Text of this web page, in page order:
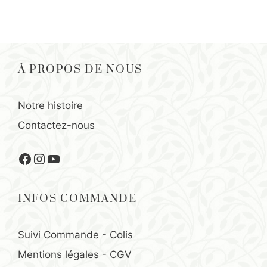
À PROPOS DE NOUS
Notre histoire
Contactez-nous
Facebook
Instagram
YouTube
INFOS COMMANDE
Suivi Commande - Colis
Mentions légales - CGV